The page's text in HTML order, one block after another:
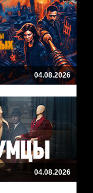
04.08.2026
04.08.2026